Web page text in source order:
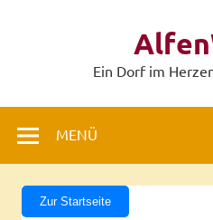
Ein Dorf im
MENÜ
Zur Startseite